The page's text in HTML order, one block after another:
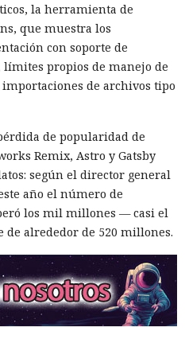
de repetir la triste suerte de
las empresas
las autoridades
que son noticia habitual —
está desarrollandoen sentido
la herramienta de
que muestra los
con soporte de
límites propios de manejo de
de archivos tipo
de popularidad de
Remix, Astro y Gatsby
según el director general
año el número de
los mil millones — casi el
de alrededor de 520 millones.